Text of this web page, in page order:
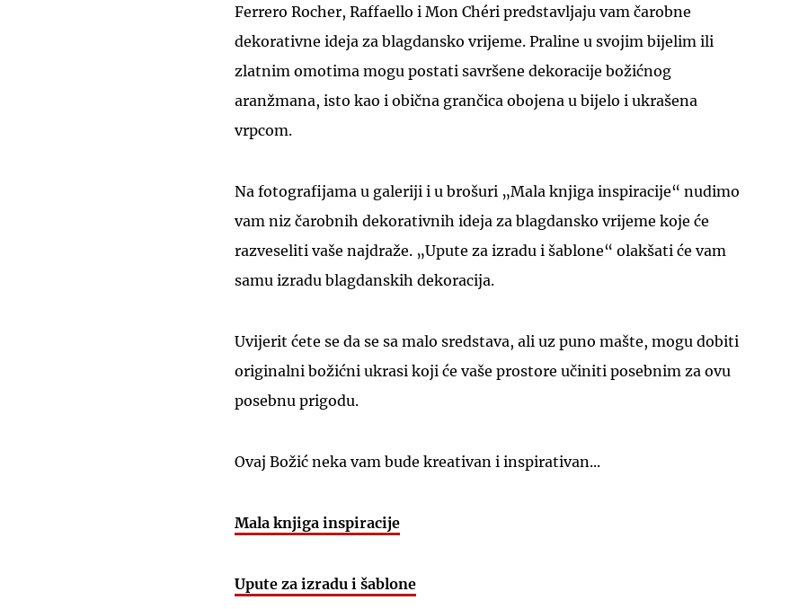
Ferrero Rocher, Raffaello i Mon Chéri predstavljaju vam čarobne
dekorativne ideja za blagdansko vrijeme. Praline u svojim bijelim ili
zlatnim omotima mogu postati savršene dekoracije božićnog
aranžmana, isto kao i obična grančica obojena u bijelo i ukrašena
vrpcom.
Na fotografijama u galeriji i u brošuri „Mala knjiga inspiracije“ nudimo
vam niz čarobnih dekorativnih ideja za blagdansko vrijeme koje će
razveseliti vaše najdraže. „Upute za izradu i šablone“ olakšati će vam
samu izradu blagdanskih dekoracija.
Uvijerit ćete se da se sa malo sredstava, ali uz puno mašte, mogu dobiti
originalni božićni ukrasi koji će vaše prostore učiniti posebnim za ovu
posebnu prigodu.
Ovaj Božić neka vam bude kreativan i inspirativan...
Mala knjiga inspiracije
Upute za izradu i šablone
UKLJUČITE NOTIFIKACIJE